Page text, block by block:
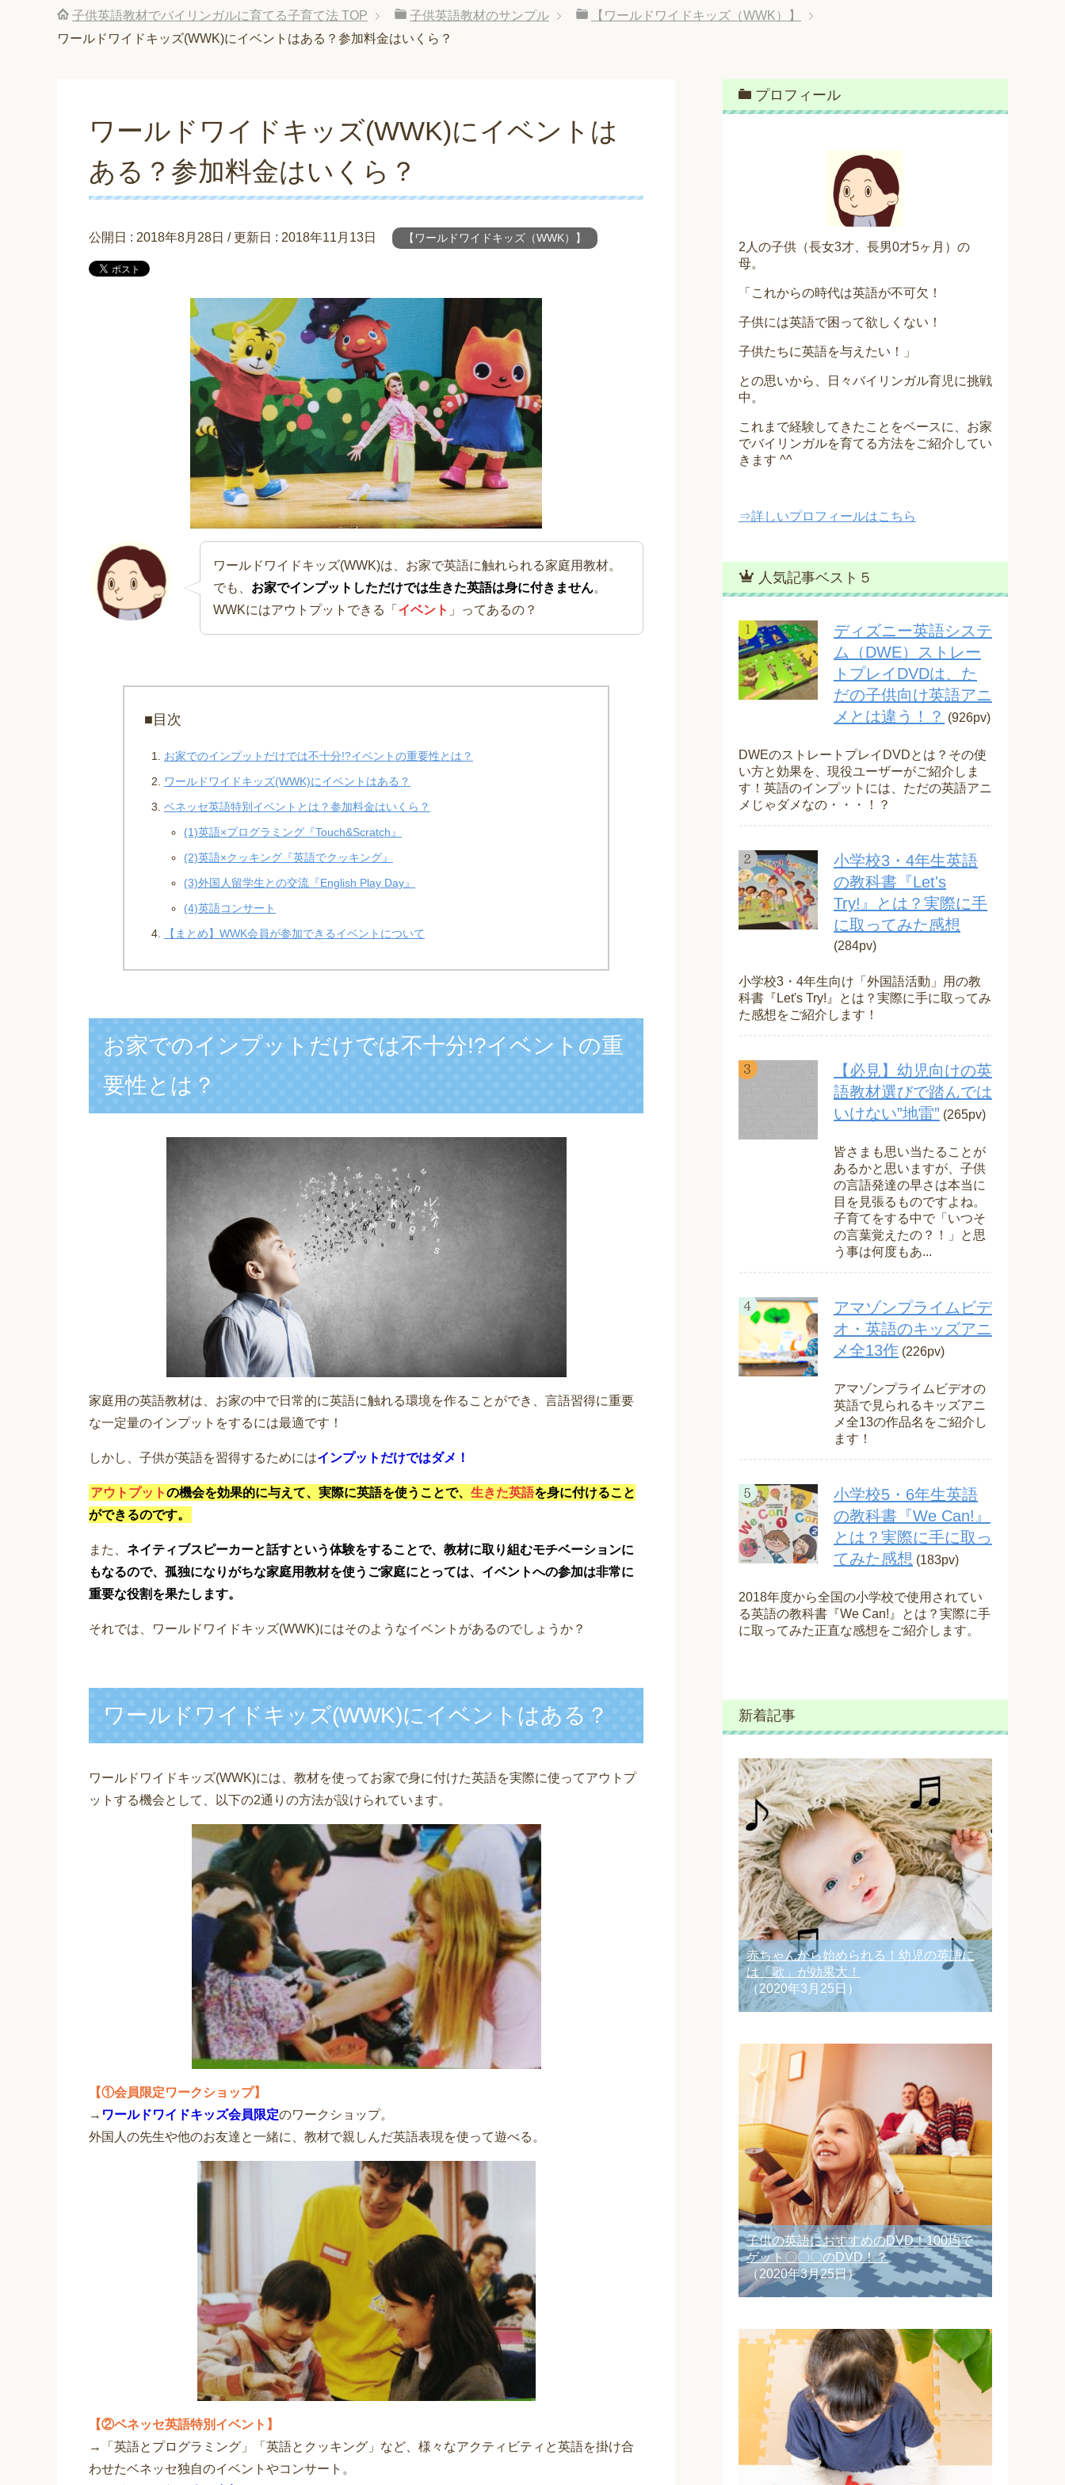
子供英語教材でバイリンガルに育てる子育て法 TOP 子供英語教材のサンプル
【ワールドワイドキッズ（WWK）】
ワールドワイドキッズ(WWK)にイベントはある？参加料金はいくら？
ワールドワイドキッズ(WWK)にイベントは
ある？参加料金はいくら？
公開日 : 2018年8月28日 / 更新日 : 2018年11月13日 【ワールドワイドキッズ（WWK）】
ワールドワイドキッズ(WWK)は、お家で英語に触れられる家庭用教材。
でも、 お家でインプットしただけでは生きた英語は身に付きません。
WWKにはアウトプットできる「 イベント 」ってあるの？
■目次
お家でのインプットだけでは不十分!?イベントの重要性とは？
ワールドワイドキッズ(WWK)にイベントはある？
ベネッセ英語特別イベントとは？参加料金はいくら？
(1)英語×プログラミング『Touch&Scratch』
(2)英語×クッキング『英語でクッキング』
(3)外国人留学生との交流『English Play Day』
(4)英語コンサート
【まとめ】WWK会員が参加できるイベントについて
お家でのインプットだけでは不十分!?イベントの重
要性とは？
家庭用の英語教材は、お家の中で日常的に英語に触れる環境を作ることができ、言語習得に重要
な一定量のインプットをするには最適です！
しかし、子供が英語を習得するためにはインプットだけではダメ！
アウトプットの機会を効果的に与えて、実際に英語を使うことで、 生きた英語を身に付けること
ができるのです。
また、 ネイティブスピーカーと話すという体験をすることで、教材に取り組むモチベーションに
もなるので、孤独になりがちな家庭用教材を使うご家庭にとっては、イベントへの参加は非常に
重要な役割を果たします。
それでは、ワールドワイドキッズ(WWK)にはそのようなイベントがあるのでしょうか？
ワールドワイドキッズ(WWK)にイベントはある？
ワールドワイドキッズ(WWK)には、教材を使ってお家で身に付けた英語を実際に使ってアウトプ
ットする機会として、以下の2通りの方法が設けられています。
【①会員限定ワークショップ】
→ ワールドワイドキッズ会員限定のワークショップ。
外国人の先生や他のお友達と一緒に、教材で親しんだ英語表現を使って遊べる。
【②ベネッセ英語特別イベント】
→「英語とプログラミング」「英語とクッキング」など、様々なアクティビティと英語を掛け合
わせたベネッセ独自のイベントやコンサート。
プロフィール
2人の子供（長女3才、長男0才5ヶ月）の
母。
「これからの時代は英語が不可欠！
子供には英語で困って欲しくない！
子供たちに英語を与えたい！」
との思いから、日々バイリンガル育児に挑戦
中。
これまで経験してきたことをベースに、お家
でバイリンガルを育てる方法をご紹介してい
きます ^^
⇒詳しいプロフィールはこちら
人気記事ベスト５
ディズニー英語システ
ム（DWE）ストレー
トプレイDVDは、た
だの子供向け英語アニ
メとは違う！？ (926pv)
DWEのストレートプレイDVDとは？その使
い方と効果を、現役ユーザーがご紹介しま
す！英語のインプットには、ただの英語アニ
メじゃダメなの・・・！？
小学校3・4年生英語
の教科書『Let's
Try!』とは？実際に手
に取ってみた感想
(284pv)
小学校3・4年生向け「外国語活動」用の教
科書『Let's Try!』とは？実際に手に取ってみ
た感想をご紹介します！
【必見】幼児向けの英
語教材選びで踏んでは
いけない”地雷” (265pv)
皆さまも思い当たることが
あるかと思いますが、子供
の言語発達の早さは本当に
目を見張るものですよね。
子育てをする中で「いつそ
の言葉覚えたの？！」と思
う事は何度もあ...
アマゾンプライムビデ
オ・英語のキッズアニ
メ全13作 (226pv)
アマゾンプライムビデオの
英語で見られるキッズアニ
メ全13の作品名をご紹介し
ます！
小学校5・6年生英語
の教科書『We Can!』
とは？実際に手に取っ
てみた感想 (183pv)
2018年度から全国の小学校で使用されてい
る英語の教科書『We Can!』とは？実際に手
に取ってみた正直な感想をご紹介します。
新着記事
赤ちゃんから始められる！幼児の英語に
は「歌」が効果大！
（2020年3月25日）
子供の英語におすすめのDVD！100均で
ゲット〇〇〇のDVD！？
（2020年3月25日）